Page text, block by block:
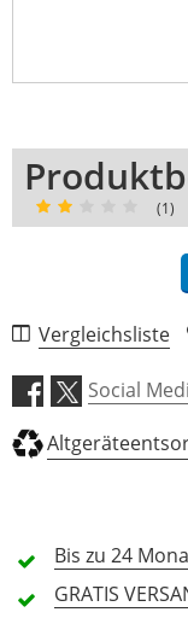
(1)
5 Sterne
4 Sterne
3 Sterne
Vergleichsliste
Social
Bis zu 24
GRATIS